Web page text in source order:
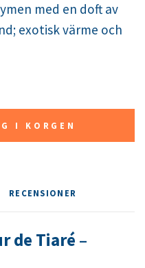
med en doft av
exotisk värme och
I KORGEN
RECENSIONER
de Tiaré –